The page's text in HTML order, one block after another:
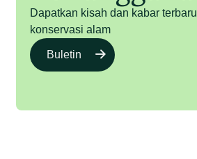
Dapatkan kisah dan kabar
konservasi alam
Buletin